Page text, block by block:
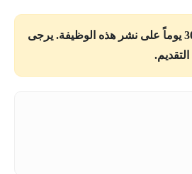
تنبيه: مر أكثر من 30 يوماً على نشر هذه الوظيفة. يرجى